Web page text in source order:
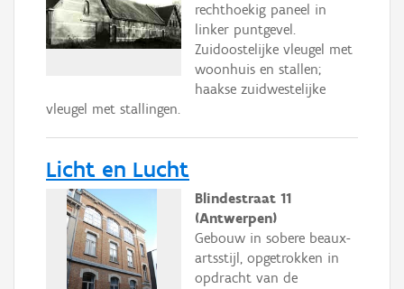
rechthoekig paneel in
linker puntgevel.
Zuidoostelijke vleugel met
woonhuis en stallen;
haakse zuidwestelijke
vleugel met stallingen.
Licht en Lucht
Blindestraat 11
(Antwerpen)
Gebouw in sobere beaux-
artsstijl, opgetrokken in
opdracht van de